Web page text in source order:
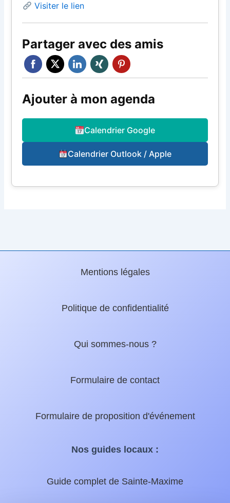
Visiter le lien
Partager avec des amis
Ajouter à mon agenda
Calendrier Google
Calendrier Outlook / Apple
Mentions légales
Politique de confidentialité
Qui sommes-nous ?
Formulaire de contact
Formulaire de proposition d'événement
Nos guides locaux :
Guide complet de Sainte-Maxime